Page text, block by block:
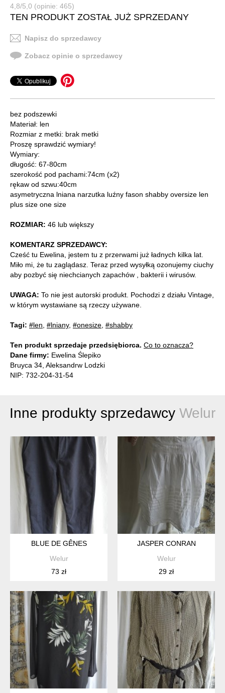
4,8/5,0 (opinie: 465)
TEN PRODUKT ZOSTAŁ JUŻ SPRZEDANY
Napisz do sprzedawcy
Zobacz opinie o sprzedawcy
bez podszewki
Materiał: len
Rozmiar z metki: brak metki
Proszę sprawdzić wymiary!
Wymiary:
długość: 67-80cm
szerokość pod pachami:74cm (x2)
rękaw od szwu:40cm
asymetryczna lniana narzutka luźny fason shabby oversize len
plus size one size
ROZMIAR: 46 lub większy
KOMENTARZ SPRZEDAWCY:
Cześć tu Ewelina, jestem tu z przerwami już ładnych kilka lat.
Miło mi, że tu zaglądasz. Teraz przed wysyłką ozonujemy ciuchy
aby pozbyć się niechcianych zapachów , bakterii i wirusów.
UWAGA: To nie jest autorski produkt. Pochodzi z działu Vintage,
w którym wystawiane są rzeczy używane.
Tagi: #len #lniany, #onesize #shabby
Ten produkt sprzedaje przedsiębiorca. Co to oznacza?
Dane firmy: Ewelina Ślepiko
Bruyca 34, Aleksandrw Lodzki
NIP: 732-204-31-54
Inne produkty sprzedawcy Welur
BLUE DE GÊNES
Welur
73 zł
JASPER CONRAN
Welur
29 zł